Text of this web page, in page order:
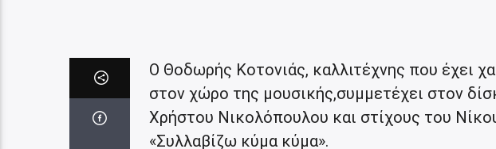
Ο Θοδωρής Κοτονιάς, καλλιτέχνης που έχει
στον χώρο της μουσικής,συμμετέχει στον
Χρήστου Νικολόπουλου και στίχους του
«Συλλαβίζω κύμα κύμα».